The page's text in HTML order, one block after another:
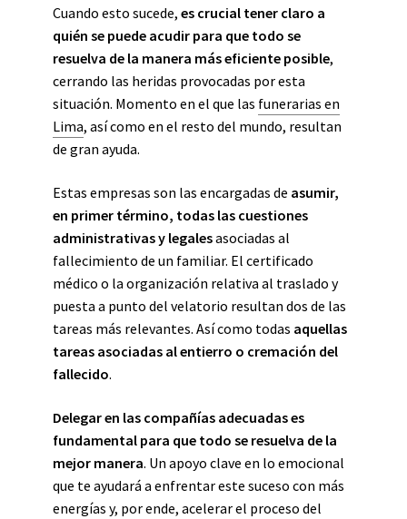
Cuando esto sucede, es crucial tener claro a
quién se puede acudir para que todo se
resuelva de la manera más eficiente posible,
cerrando las heridas provocadas por esta
situación. Momento en el que las funerarias en
Lima, así como en el resto del mundo, resultan
de gran ayuda.
Estas empresas son las encargadas de asumir,
en primer término, todas las cuestiones
administrativas y legalesasociadas al
fallecimiento de un familiar. El certificado
médico o la organización relativa al traslado y
puesta a punto del velatorio resultan dos de las
tareas más relevantes. Así como todas aquellas
tareas asociadas al entierro o cremación del
fallecido.
Delegar en las compañías adecuadas es
fundamental para que todo se resuelva de la
mejor manera. Un apoyo clave en lo emocional
que te ayudará a enfrentar este suceso con más
energías y, por ende, acelerar el proceso del